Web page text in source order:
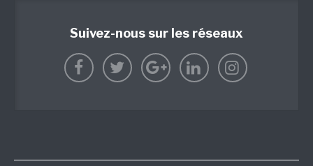
Suivez-nous sur les réseaux